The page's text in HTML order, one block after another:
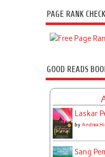
PAGE RANK
GOOD READS
Laskar
by Andrea
Sang